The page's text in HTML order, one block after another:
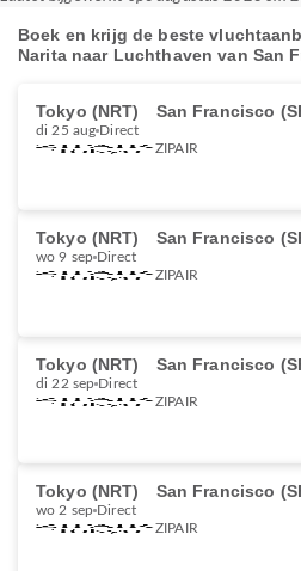
Boek en krijg de beste
Narita naar Luchthaven van San
Tokyo (NRT) San Francisco
di 25 aug Direct
ZIPAIR
Tokyo (NRT) San Francisco
wo 9 sep Direct
ZIPAIR
Tokyo (NRT) San Francisco
di 22 sep Direct
ZIPAIR
Tokyo (NRT) San Francisco
wo 2 sep Direct
ZIPAIR